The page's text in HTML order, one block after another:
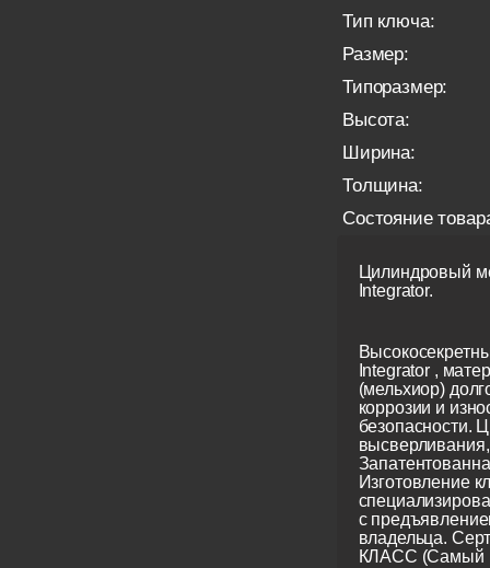
Тип ключа:
Размер:
Типоразмер:
Высота:
Ширина:
Толщина:
Состояние
Цилиндровый
Integrator.
Integrator ,
(мельхиор)
коррозии и
безопасности.
Изготовление
с
владельца.
КЛАСС (Самый